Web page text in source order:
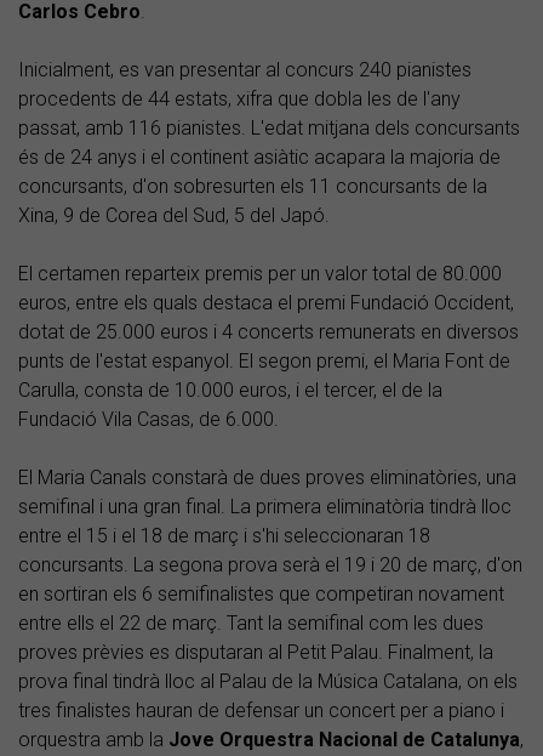
Carlos Cebro.
Inicialment, es van presentar al concurs 240 pianistes
procedents de 44 estats, xifra que dobla les de l'any
passat, amb 116 pianistes. L'edat mitjana dels concursants
és de 24 anys i el continent asiàtic acapara la majoria de
concursants, d'on sobresurten els 11 concursants de la
Xina, 9 de Corea del Sud, 5 del Japó.
El certamen reparteix premis per un valor total de 80.000
euros, entre els quals destaca el premi Fundació Occident,
dotat de 25.000 euros i 4 concerts remunerats en diversos
punts de l'estat espanyol. El segon premi, el Maria Font de
Carulla, consta de 10.000 euros, i el tercer, el de la
Fundació Vila Casas, de 6.000.
El Maria Canals constarà de dues proves eliminatòries, una
semifinal i una gran final. La primera eliminatòria tindrà lloc
entre el 15 i el 18 de març i s'hi seleccionaran 18
concursants. La segona prova serà el 19 i 20 de març, d'on
en sortiran els 6 semifinalistes que competiran novament
entre ells el 22 de març. Tant la semifinal com les dues
proves prèvies es disputaran al Petit Palau. Finalment, la
prova final tindrà lloc al Palau de la Música Catalana, on els
tres finalistes hauran de defensar un concert per a piano i
orquestra amb la Jove Orquestra Nacional de Catalunya,